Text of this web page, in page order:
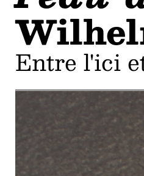
Entre l'ici